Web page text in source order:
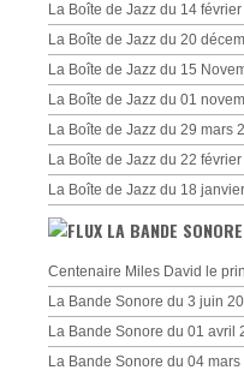
La Boîte de Jazz du 14
La Boîte de Jazz du 20
La Boîte de Jazz du 15
La Boîte de Jazz du 01
La Boîte de Jazz du 29 mars
La Boîte de Jazz du 22
La Boîte de Jazz du 18
LA BANDE SONORE
Centenaire Miles David le
La Bande Sonore du 3 juin
La Bande Sonore du 01 avril
La Bande Sonore du 04 mars